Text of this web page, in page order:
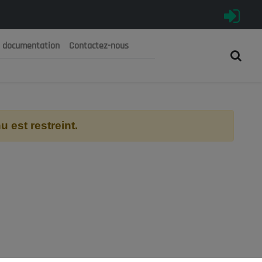
الجزائرية الديمقراطية الشعبية
documentation Contactez-nous
est restreint.